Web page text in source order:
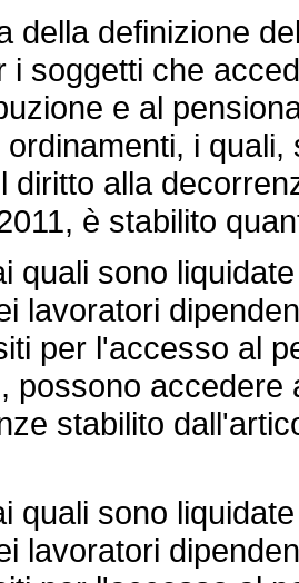
definizione
i soggetti che
e al
i
diritto alla
è stabilito
sono liquidate
lavoratori
per l'accesso al
possono
stabilito
sono liquidate
lavoratori